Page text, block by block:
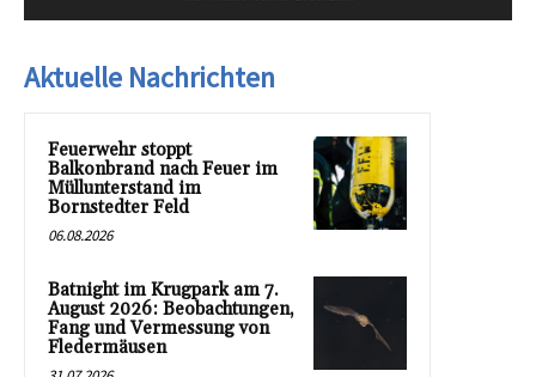
Aktuelle Nachrichten
Feuerwehr stoppt
Balkonbrand nach Feuer im
Müllunterstand im
Bornstedter Feld
06.08.2026
Batnight im Krugpark am 7.
August 2026: Beobachtungen,
Fang und Vermessung von
Fledermäusen